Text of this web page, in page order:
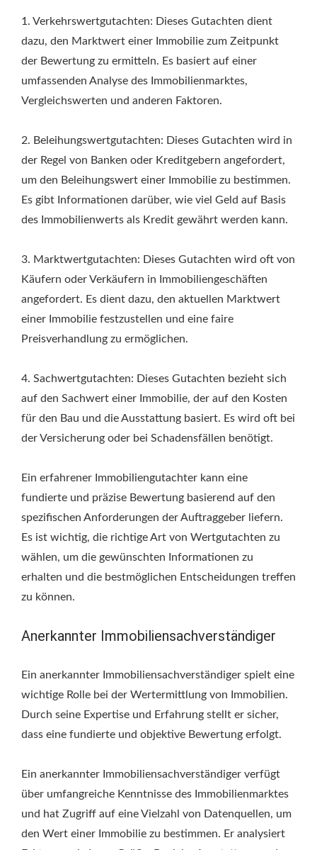
1. Verkehrswertgutachten: Dieses Gutachten dient
dazu, den Marktwert einer Immobilie zum Zeitpunkt
der Bewertung zu ermitteln. Es basiert auf einer
umfassenden Analyse des Immobilienmarktes,
Vergleichswerten und anderen Faktoren.
2. Beleihungswertgutachten: Dieses Gutachten wird in
der Regel von Banken oder Kreditgebern angefordert,
um den Beleihungswert einer Immobilie zu bestimmen.
Es gibt Informationen darüber, wie viel Geld auf Basis
des Immobilienwerts als Kredit gewährt werden kann.
3. Marktwertgutachten: Dieses Gutachten wird oft von
Käufern oder Verkäufern in Immobiliengeschäften
angefordert. Es dient dazu, den aktuellen Marktwert
einer Immobilie festzustellen und eine faire
Preisverhandlung zu ermöglichen.
4. Sachwertgutachten: Dieses Gutachten bezieht sich
auf den Sachwert einer Immobilie, der auf den Kosten
für den Bau und die Ausstattung basiert. Es wird oft bei
der Versicherung oder bei Schadensfällen benötigt.
Ein erfahrener Immobiliengutachter kann eine
fundierte und präzise Bewertung basierend auf den
spezifischen Anforderungen der Auftraggeber liefern.
Es ist wichtig, die richtige Art von Wertgutachten zu
wählen, um die gewünschten Informationen zu
erhalten und die bestmöglichen Entscheidungen treffen
zu können.
Anerkannter Immobiliensachverständiger
Ein anerkannter Immobiliensachverständiger spielt eine
wichtige Rolle bei der Wertermittlung von Immobilien.
Durch seine Expertise und Erfahrung stellt er sicher,
dass eine fundierte und objektive Bewertung erfolgt.
Ein anerkannter Immobiliensachverständiger verfügt
über umfangreiche Kenntnisse des Immobilienmarktes
und hat Zugriff auf eine Vielzahl von Datenquellen, um
den Wert einer Immobilie zu bestimmen. Er analysiert